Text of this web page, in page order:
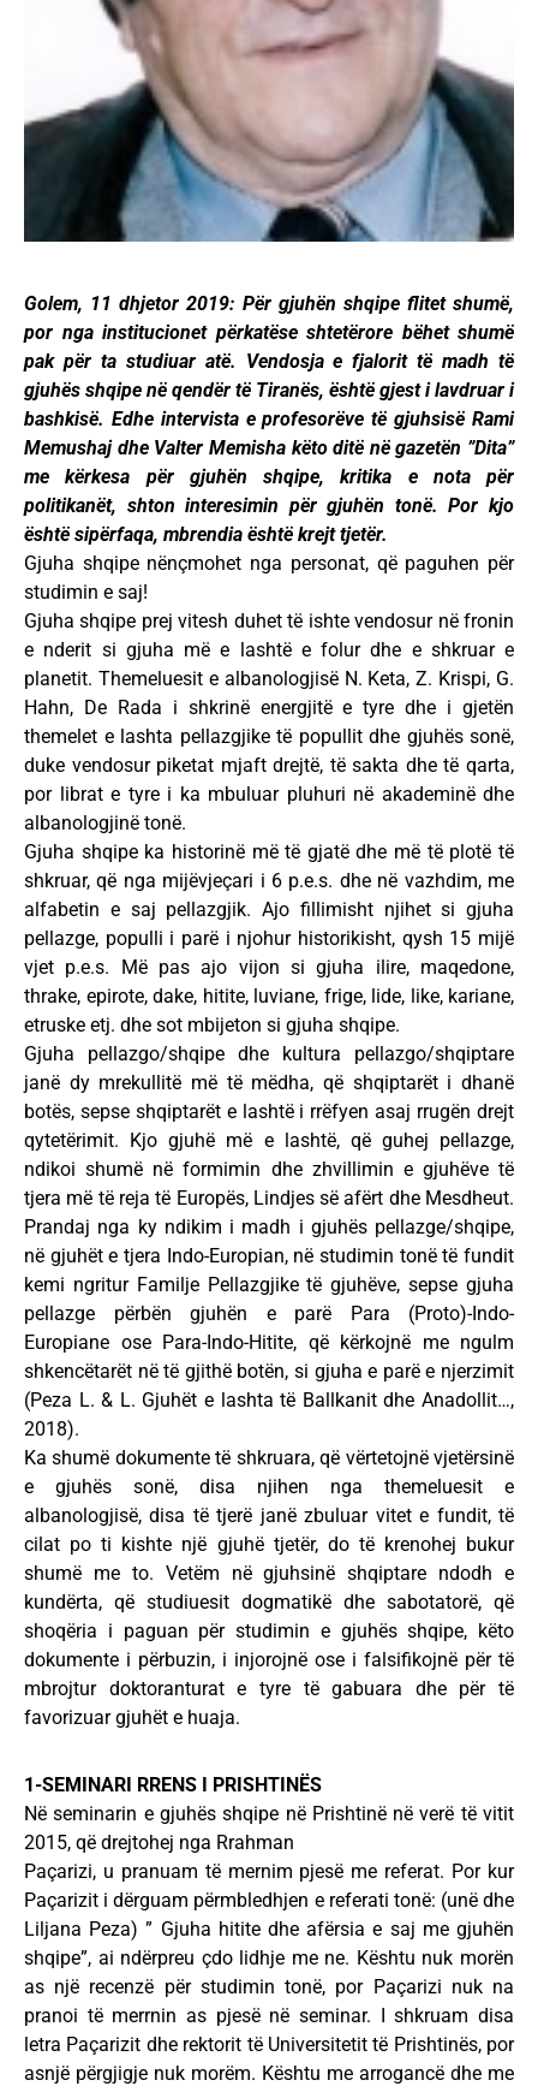
Golem, 11 dhjetor 2019: Për gjuhën shqipe flitet shumë,
por nga institucionet përkatëse shtetërore bëhet shumë
pak për ta studiuar atë. Vendosja e fjalorit të madh të
gjuhës shqipe në qendër të Tiranës, është gjest i lavdruar i
bashkisë. Edhe intervista e profesorëve të gjuhsisë Rami
Memushaj dhe Valter Memisha këto ditë në gazetën ”Dita”
me kërkesa për gjuhën shqipe, kritika e nota për
politikanët, shton interesimin për gjuhën tonë. Por kjo
është sipërfaqa, mbrendia është krejt tjetër.
Gjuha shqipe nënçmohet nga personat, që paguhen për
studimin e saj!
Gjuha shqipe prej vitesh duhet të ishte vendosur në fronin
e nderit si gjuha më e lashtë e folur dhe e shkruar e
planetit. Themeluesit e albanologjisë N. Keta, Z. Krispi, G.
Hahn, De Rada i shkrinë energjitë e tyre dhe i gjetën
themelet e lashta pellazgjike të popullit dhe gjuhës sonë,
duke vendosur piketat mjaft drejtë, të sakta dhe të qarta,
por librat e tyre i ka mbuluar pluhuri në akademinë dhe
albanologjinë tonë.
Gjuha shqipe ka historinë më të gjatë dhe më të plotë të
shkruar, që nga mijëvjeçari i 6 p.e.s. dhe në vazhdim, me
alfabetin e saj pellazgjik. Ajo fillimisht njihet si gjuha
pellazge, populli i parë i njohur historikisht, qysh 15 mijë
vjet p.e.s. Më pas ajo vijon si gjuha ilire, maqedone,
thrake, epirote, dake, hitite, luviane, frige, lide, like, kariane,
etruske etj. dhe sot mbijeton si gjuha shqipe.
Gjuha pellazgo/shqipe dhe kultura pellazgo/shqiptare
janë dy mrekullitë më të mëdha, që shqiptarët i dhanë
botës, sepse shqiptarët e lashtë i rrëfyen asaj rrugën drejt
qytetërimit. Kjo gjuhë më e lashtë, që guhej pellazge,
ndikoi shumë në formimin dhe zhvillimin e gjuhëve të
tjera më të reja të Europës, Lindjes së afërt dhe Mesdheut.
Prandaj nga ky ndikim i madh i gjuhës pellazge/shqipe,
në gjuhët e tjera Indo-Europian, në studimin tonë të fundit
kemi ngritur Familje Pellazgjike të gjuhëve, sepse gjuha
pellazge përbën gjuhën e parë Para (Proto)-Indo-
Europiane ose Para-Indo-Hitite, që kërkojnë me ngulm
shkencëtarët në të gjithë botën, si gjuha e parë e njerzimit
(Peza L. & L. Gjuhët e lashta të Ballkanit dhe Anadollit…,
2018).
Ka shumë dokumente të shkruara, që vërtetojnë vjetërsinë
e gjuhës sonë, disa njihen nga themeluesit e
albanologjisë, disa të tjerë janë zbuluar vitet e fundit, të
cilat po ti kishte një gjuhë tjetër, do të krenohej bukur
shumë me to. Vetëm në gjuhsinë shqiptare ndodh e
kundërta, që studiuesit dogmatikë dhe sabotatorë, që
shoqëria i paguan për studimin e gjuhës shqipe, këto
dokumente i përbuzin, i injorojnë ose i falsifikojnë për të
mbrojtur doktoranturat e tyre të gabuara dhe për të
favorizuar gjuhët e huaja.
1-SEMINARI RRENS I PRISHTINËS
Në seminarin e gjuhës shqipe në Prishtinë në verë të vitit
2015, që drejtohej nga Rrahman
Paçarizi, u pranuam të mernim pjesë me referat. Por kur
Paçarizit i dërguam përmbledhjen e referati tonë: (unë dhe
Liljana Peza) ” Gjuha hitite dhe afërsia e saj me gjuhën
shqipe”, ai ndërpreu çdo lidhje me ne. Kështu nuk morën
as një recenzë për studimin tonë, por Paçarizi nuk na
pranoi të merrnin as pjesë në seminar. I shkruam disa
letra Paçarizit dhe rektorit të Universitetit të Prishtinës, por
asnjë përgjigje nuk morëm. Kështu me arrogancë dhe me